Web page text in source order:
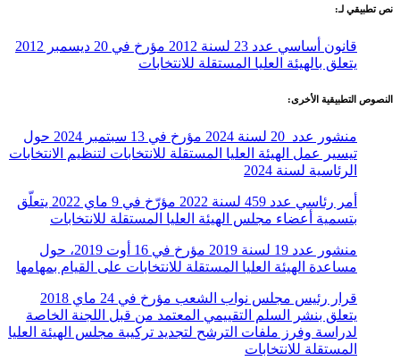
نص تطبيقي لـ:
قانون أساسي عدد 23 لسنة 2012 مؤرخ في 20 ديسمبر 2012
يتعلق بالهيئة العليا المستقلة للانتخابات
النصوص التطبيقية الأخرى:
منشور عدد 20 لسنة 2024 مؤرخ في 13 سبتمبر 2024 حول
تيسير عمل الهيئة العليا المستقلة للانتخابات لتنظيم الانتخابات
الرئاسية لسنة 2024
أمر رئاسي عدد 459 لسنة 2022 مؤرّخ في 9 ماي 2022 يتعلّق
بتسمية أعضاء مجلس الهيئة العليا المستقلة للانتخابات
منشور عدد 19 لسنة 2019 مؤرخ في 16 أوت 2019، حول
مساعدة الهيئة العليا المستقلة للانتخابات على القيام بمهامها
قرار رئيس مجلس نواب الشعب مؤرخ في 24 ماي 2018
يتعلق بنشر السلم التقييمي المعتمد من قبل اللجنة الخاصة
لدراسة وفرز ملفات الترشح لتجديد تركيبة مجلس الهيئة العليا
المستقلة للانتخابات